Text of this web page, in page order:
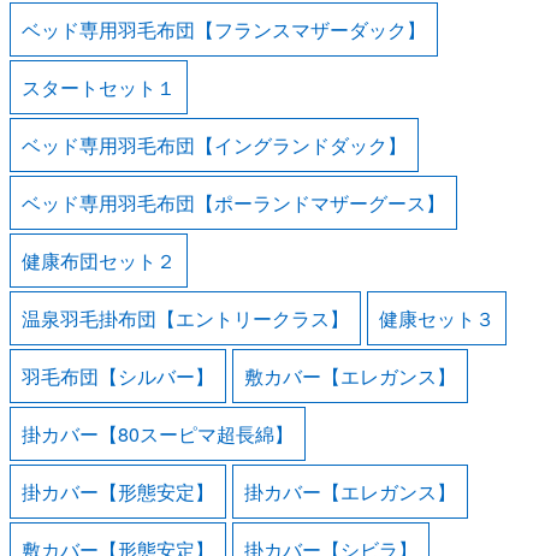
ベッド専用羽毛布団【フランスマザーダック】
スタートセット１
ベッド専用羽毛布団【イングランドダック】
ベッド専用羽毛布団【ポーランドマザーグース】
健康布団セット２
温泉羽毛掛布団【エントリークラス】 健康セット３
羽毛布団【シルバー】 敷カバー【エレガンス】
掛カバー【80スーピマ超長綿】
掛カバー【形態安定】 掛カバー【エレガンス】
敷カバー【形態安定】 掛カバー【シビラ】